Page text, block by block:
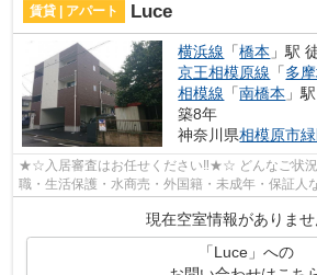
賃貸 | アパート Luce
横浜線 「橋本 」駅
京王相模原線 「多
相模線 「南橋本 」
築8年
神奈川県相模原市
★☆入居審査はお任せください‼★☆ どんなご状況
職・生活保護・水商売・外国籍・未成年・保証人
ット非公開の物件からもお探し致します‼ ...
現在空室情報がありませ
「Luce」への